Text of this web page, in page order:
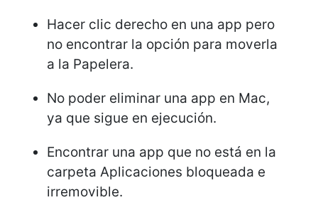
Hacer clic derecho en una app pero
no encontrar la opción para moverla
a la Papelera.
No poder eliminar una app en Mac,
ya que sigue en ejecución.
Encontrar una app que no está en la
carpeta Aplicaciones bloqueada e
irremovible.